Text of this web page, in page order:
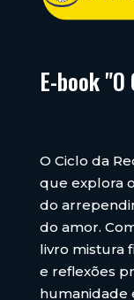
E-book
O Ciclo da
que explora
do
do amor.
livro mistura
e reflexões
humanidade